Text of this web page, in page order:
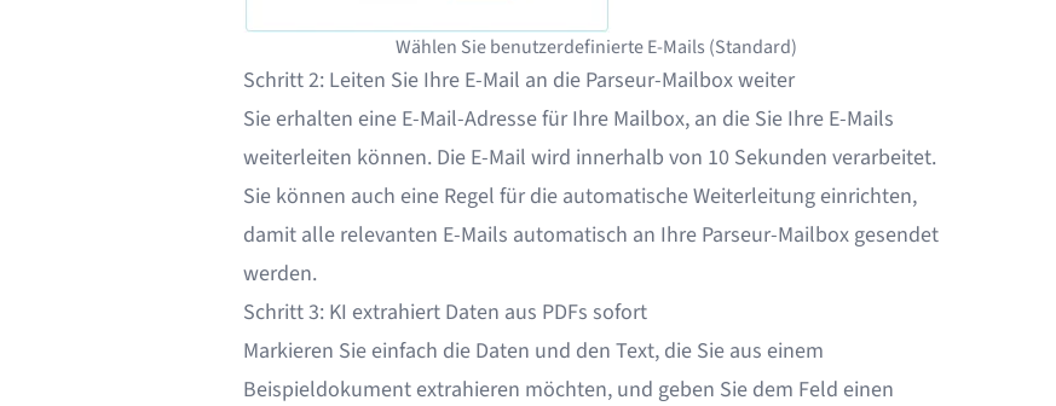
Wählen Sie benutzerdefinierte E-Mails (Standard)
Schritt 2: Leiten Sie Ihre E-Mail an die Parseur-Mailbox weiter
Sie erhalten eine E-Mail-Adresse für Ihre Mailbox, an die Sie Ihre E-Mails
weiterleiten können. Die E-Mail wird innerhalb von 10 Sekunden verarbeitet.
Sie können auch eine Regel für die automatische Weiterleitungeinrichten,
damit alle relevanten E-Mails automatisch an Ihre Parseur-Mailbox gesendet
werden.
Schritt 3: KI extrahiert Daten aus PDFs sofort
Markieren Sie einfach die Daten und den Text, die Sie aus einem
Beispieldokument extrahieren möchten, und geben Sie dem Feld einen